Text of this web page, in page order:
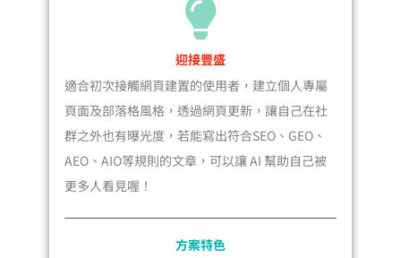
迎接豐盛
適合初次接觸網頁建置的使用者，建立個人專屬
頁面及部落格風格，透過網頁更新，讓自己在社
群之外也有曝光度，若能寫出符合SEO、GEO、
AEO、AIO等規則的文章，可以讓 AI 幫助自己被
更多人看見喔！
方案特色